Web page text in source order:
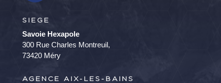
SIEGE
Savoie Hexapole
300 Rue Charles Montreuil,
73420 Méry
AGENCE AIX-LES-BAINS